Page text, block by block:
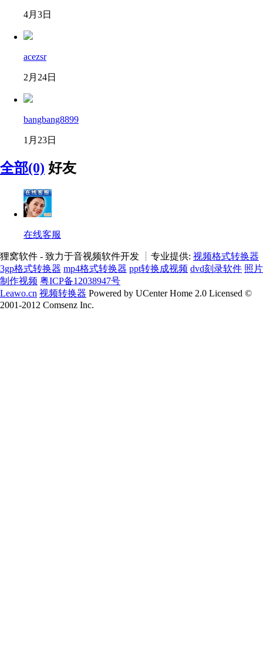
4月3日
acezsr
2月24日
bangbang8899
1月23日
全部(0) 好友
在线客服
狸窝软件 - 致力于音视频软件开发 ┊专业提供: 视频格式转换器
3gp格式转换器 mp4格式转换器 ppt转换成视频 dvd刻录软件 照片
制作视频 粤ICP备12038947号
Leawo.cn 视频转换器 Powered by UCenter Home 2.0 Licensed ©
2001-2012 Comsenz Inc.